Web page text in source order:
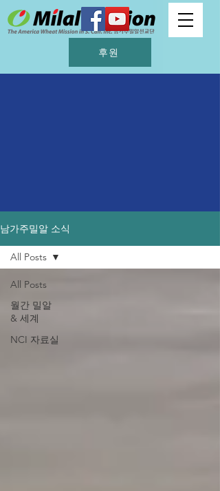
후원
남가주밀알 소식
All Posts
월간 밀알
& 세계
NCI 자료실
All Posts